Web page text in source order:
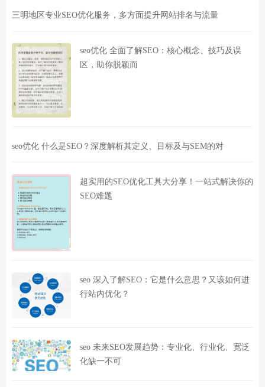
三明地区专业SEO优化服务，多方面提升网站排名与流量
seo优化 全面了解SEO：核心概念、技巧及误
区，助你脱颖而
seo优化 什么是SEO？深度解析其定义、目标及与SEM的对
超实用的SEO优化工具大分享！一站式解决你的
SEO难题
seo 深入了解SEO：它是什么意思？又该如何进
行站内优化？
seo 未来SEO发展趋势：专业化、行业化、宽泛
化缺一不可